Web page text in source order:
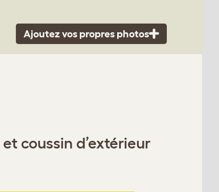
Ajoutez vos propres photos
coussin d’extérieur